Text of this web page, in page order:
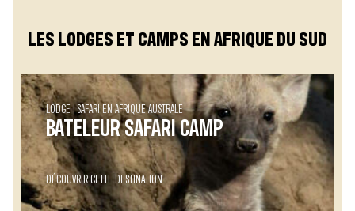
LES LODGES ET CAMPS EN AFRIQUE DU SUD
LODGE SAFARI EN AFRIQUE AUSTRALE
BATELEUR SAFARI CAMP
DÉCOUVRIR CETTE DESTINATION